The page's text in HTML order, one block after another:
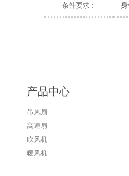
条件要求：
产品中心
吊风扇
高速扇
吹风机
暖风机